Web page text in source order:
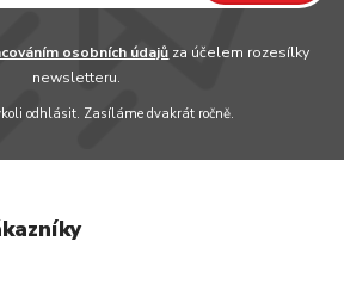
osobních údajů za účelem rozesílky
newsletteru.
odhlásit. Zasíláme dvakrát ročně.